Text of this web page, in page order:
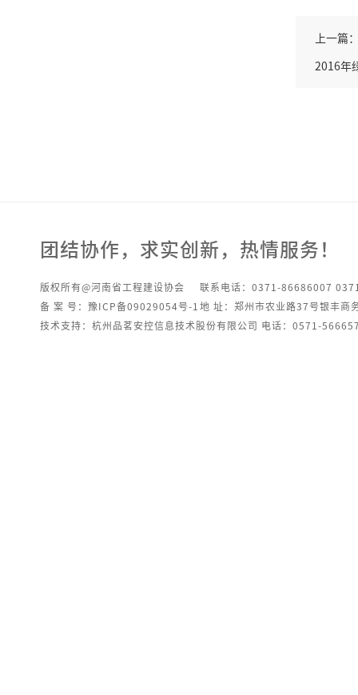
上一篇
2016年
团结协作，求实创新，热情服务！
版权所有@河南省工程建设协会
联系电话：0371-86686007
备 案 号：豫ICP备09029054号-1 地 址：郑州市农业路37号银丰商
技术支持：杭州品茗安控信息技术股份有限公司 电话：0571-